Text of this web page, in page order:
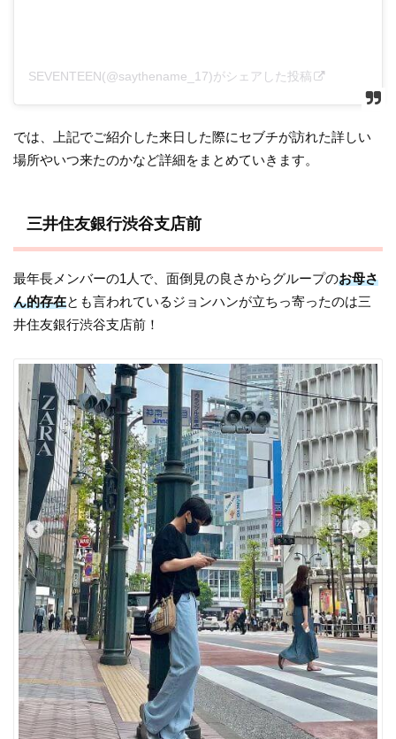
SEVENTEEN(@saythename_17)がシェアした投稿
では、上記でご紹介した来日した際にセブチが訪れた詳しい
場所やいつ来たのかなど詳細をまとめていきます。
三井住友銀行渋谷支店前
最年長メンバーの1人で、面倒見の良さからグループのお母さ
ん的存在とも言われているジョンハンが立ちっ寄ったのは三
井住友銀行渋谷支店前！